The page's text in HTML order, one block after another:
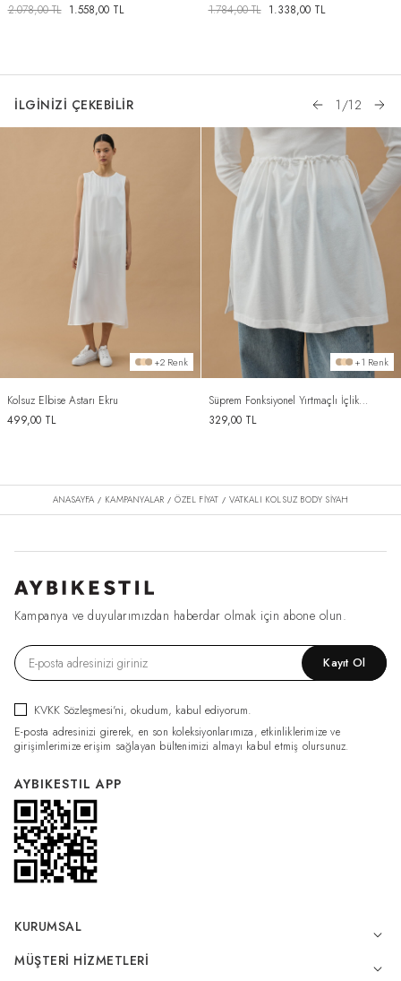
2.078,00TL 1.558,00TL
1.784,00TL 1.338,00TL
İLGİNİZİ ÇEKEBİLİR 1 /12
+2 Renk
Kolsuz Elbise Astarı Ekru
499,00 TL
+1 Renk
Süprem Fonksiyonel Yırtmaçlı İçlik
Etek Ekru
329,00TL
ANASAYFA / KAMPANYALAR / ÖZEL FİYAT / VATKALI KOLSUZ BODY SIYAH
Kampanya ve duyularımızdan haberdar olmak için abone olun.
Kayıt Ol
KVKK Sözleşmesi'ni, okudum, kabul ediyorum.
E-posta adresinizi girerek, en son koleksiyonlarımıza, etkinliklerimize ve
girişimlerimize erişim sağlayan bültenimizi almayı kabul etmiş olursunuz.
AYBIKESTIL APP
KURUMSAL
MÜŞTERI HIZMETLERI